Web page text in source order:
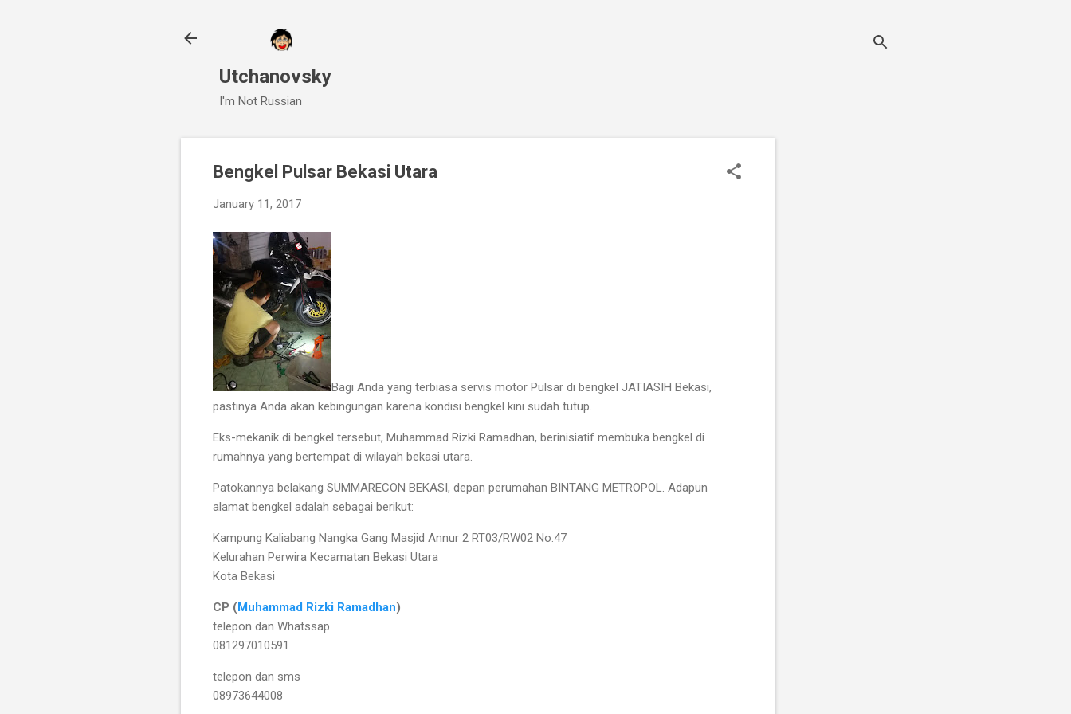
Utchanovsky
I'm Not Russian
Bengkel Pulsar Bekasi Utara
January 11, 2017
Bagi Anda yang terbiasa servis motor Pulsar di bengkel JATIASIH Bekasi,
pastinya Anda akan kebingungan karena kondisi bengkel kini sudah tutup.
Eks-mekanik di bengkel tersebut, Muhammad Rizki Ramadhan, berinisiatif membuka bengkel di
rumahnya yang bertempat di wilayah bekasi utara.
Patokannya belakang SUMMARECON BEKASI, depan perumahan BINTANG METROPOL. Adapun
alamat bengkel adalah sebagai berikut:
Kampung Kaliabang Nangka Gang Masjid Annur 2 RT03/RW02 No.47
Kelurahan Perwira Kecamatan Bekasi Utara
Kota Bekasi
CP (Muhammad Rizki Ramadhan)
telepon dan Whatssap
081297010591
telepon dan sms
08973644008